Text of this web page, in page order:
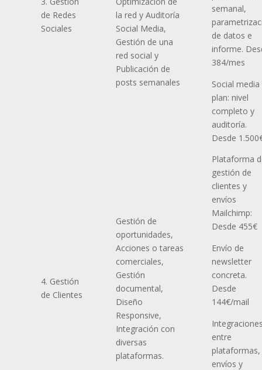
de Redes
Sociales
la red y Auditoría
Social Media,
Gestión de una
red social y
Publicación de
posts semanales
semanal,
de datos e
informe.
384/mes
Social media
plan: nivel
completo y
auditoría.
Desde
4. Gestión
de Clientes
Gestión de
oportunidades,
Acciones o tareas
comerciales,
Gestión
documental,
Diseño
Responsive,
Integración con
diversas
plataformas.
Plataforma
gestión de
clientes y
envíos
Mailchimp:
Desde 455€
Envío de
newsletter
concreta.
Desde
144€/mail
entre
plataformas,
envíos y